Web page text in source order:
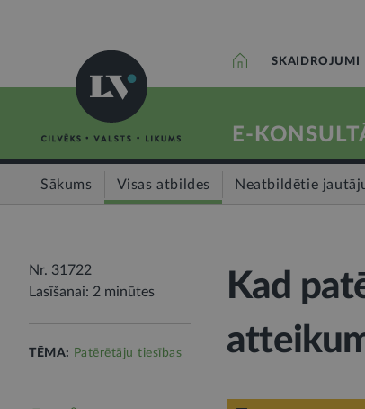
SKAIDROJUMI
E-
Sākums Visas atbildes Neatbildētie
Nr. 31722
Lasīšanai: 2 minūtes
TĒMA: Patērētāju tiesības
Kad